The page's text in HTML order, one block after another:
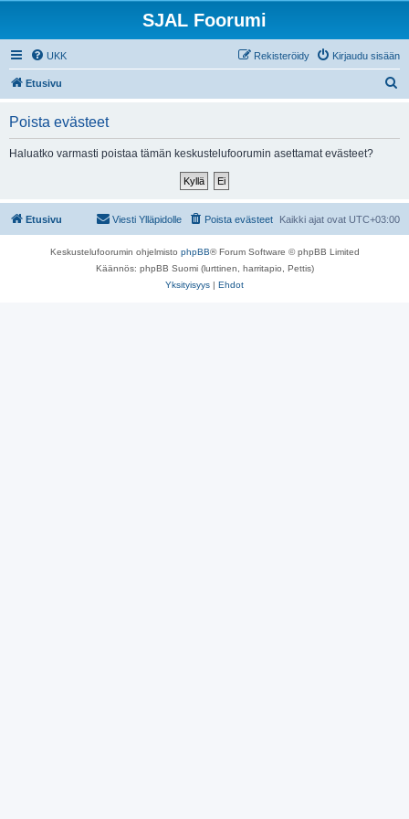
SJAL Foorumi
UKK Kirjaudu sisään
Rekisteröidy
Etusivu
Poista evästeet
Haluatko varmasti poistaa tämän keskustelufoorumin asettamat evästeet?
Etusivu Kaikki ajat ovat UTC+03:00
Poista evästeet
Viesti Ylläpidolle
Keskustelufoorumin ohjelmisto phpBB® Forum Software © phpBB Limited
Käännös: phpBB Suomi (lurttinen, harritapio, Pettis)
Yksityisyys | Ehdot